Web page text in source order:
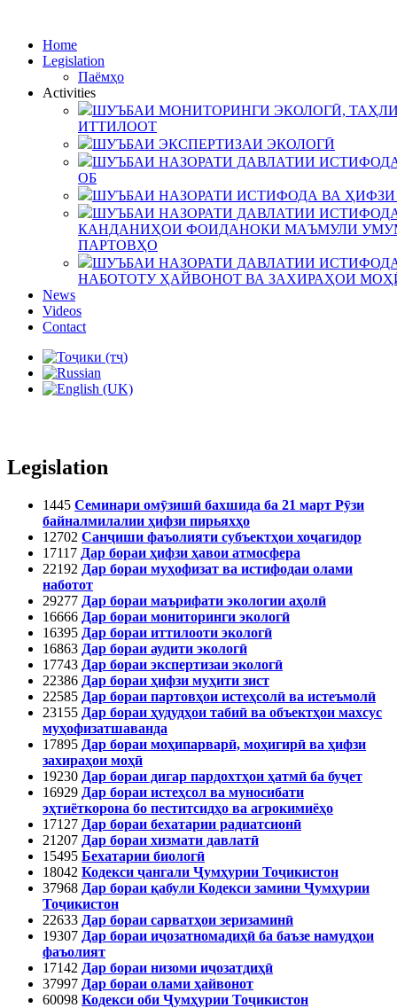
Home
Legislation
Паёмҳо
Activities
ШУЪБАИ МОНИТОРИНГИ ЭКОЛОГӢ,
ИТТИЛООТ
ШУЪБАИ ЭКСПЕРТИЗАИ ЭКОЛОГӢ
ШУЪБАИ НАЗОРАТИ ДАВЛАТИИ
ОБ
ШУЪБАИ НАЗОРАТИ ИСТИФОДА ВА
ШУЪБАИ НАЗОРАТИ ДАВЛАТИИ
КАНДАНИҲОИ ФОИДАНОКИ МАЪМУЛИ
ПАРТОВҲО
ШУЪБАИ НАЗОРАТИ ДАВЛАТИИ
НАБОТОТУ ҲАЙВОНОТ ВА ЗАХИРАҲОИ
News
Videos
Contact
Legislation
1445 Семинари омӯзишӣ бахшида ба 21 март Рӯзи
байналмилалии ҳифзи пирьяхҳо
12702 Санҷиши фаъолияти субъектҳои хоҷагидор
17117 Дар бораи ҳифзи ҳавои атмосфера
22192 Дар бораи муҳофизат ва истифодаи олами
наботот
29277 Дар бораи маърифати экологии аҳолӣ
16666 Дар бораи мониторинги экологӣ
16395 Дар бораи иттилооти экологӣ
16863 Дар бораи аудити экологӣ
17743 Дар бораи экспертизаи экологӣ
22386 Дар бораи ҳифзи муҳити зист
22585 Дар бораи партовҳои истеҳсолӣ ва истеъмолӣ
23155 Дар бораи ҳудудҳои табиӣ ва объектҳои махсус
муҳофизатшаванда
17895 Дар бораи моҳипарварӣ, моҳигирӣ ва ҳифзи
захираҳои моҳӣ
19230 Дар бораи дигар пардохтҳои ҳатмӣ ба буҷет
16929 Дар бораи истеҳсол ва муносибати
эҳтиёткорона бо пеститсидҳо ва агрокимиёҳо
17127 Дар бораи бехатарии радиатсионӣ
21207 Дар бораи хизмати давлатӣ
15495 Бехатарии биологӣ
18042 Кодекси ҷангали Ҷумҳурии Тоҷикистон
37968 Дар бораи қабули Кодекси замини Ҷумҳурии
Тоҷикистон
22633 Дар бораи сарватҳои зеризаминӣ
19307 Дар бораи иҷозатномадиҳӣ ба баъзе намудҳои
фаъолият
17142 Дар бораи низоми иҷозатдиҳӣ
37997 Дар бораи олами ҳайвонот
60098 Кодекси оби Ҷумҳурии Тоҷикистон